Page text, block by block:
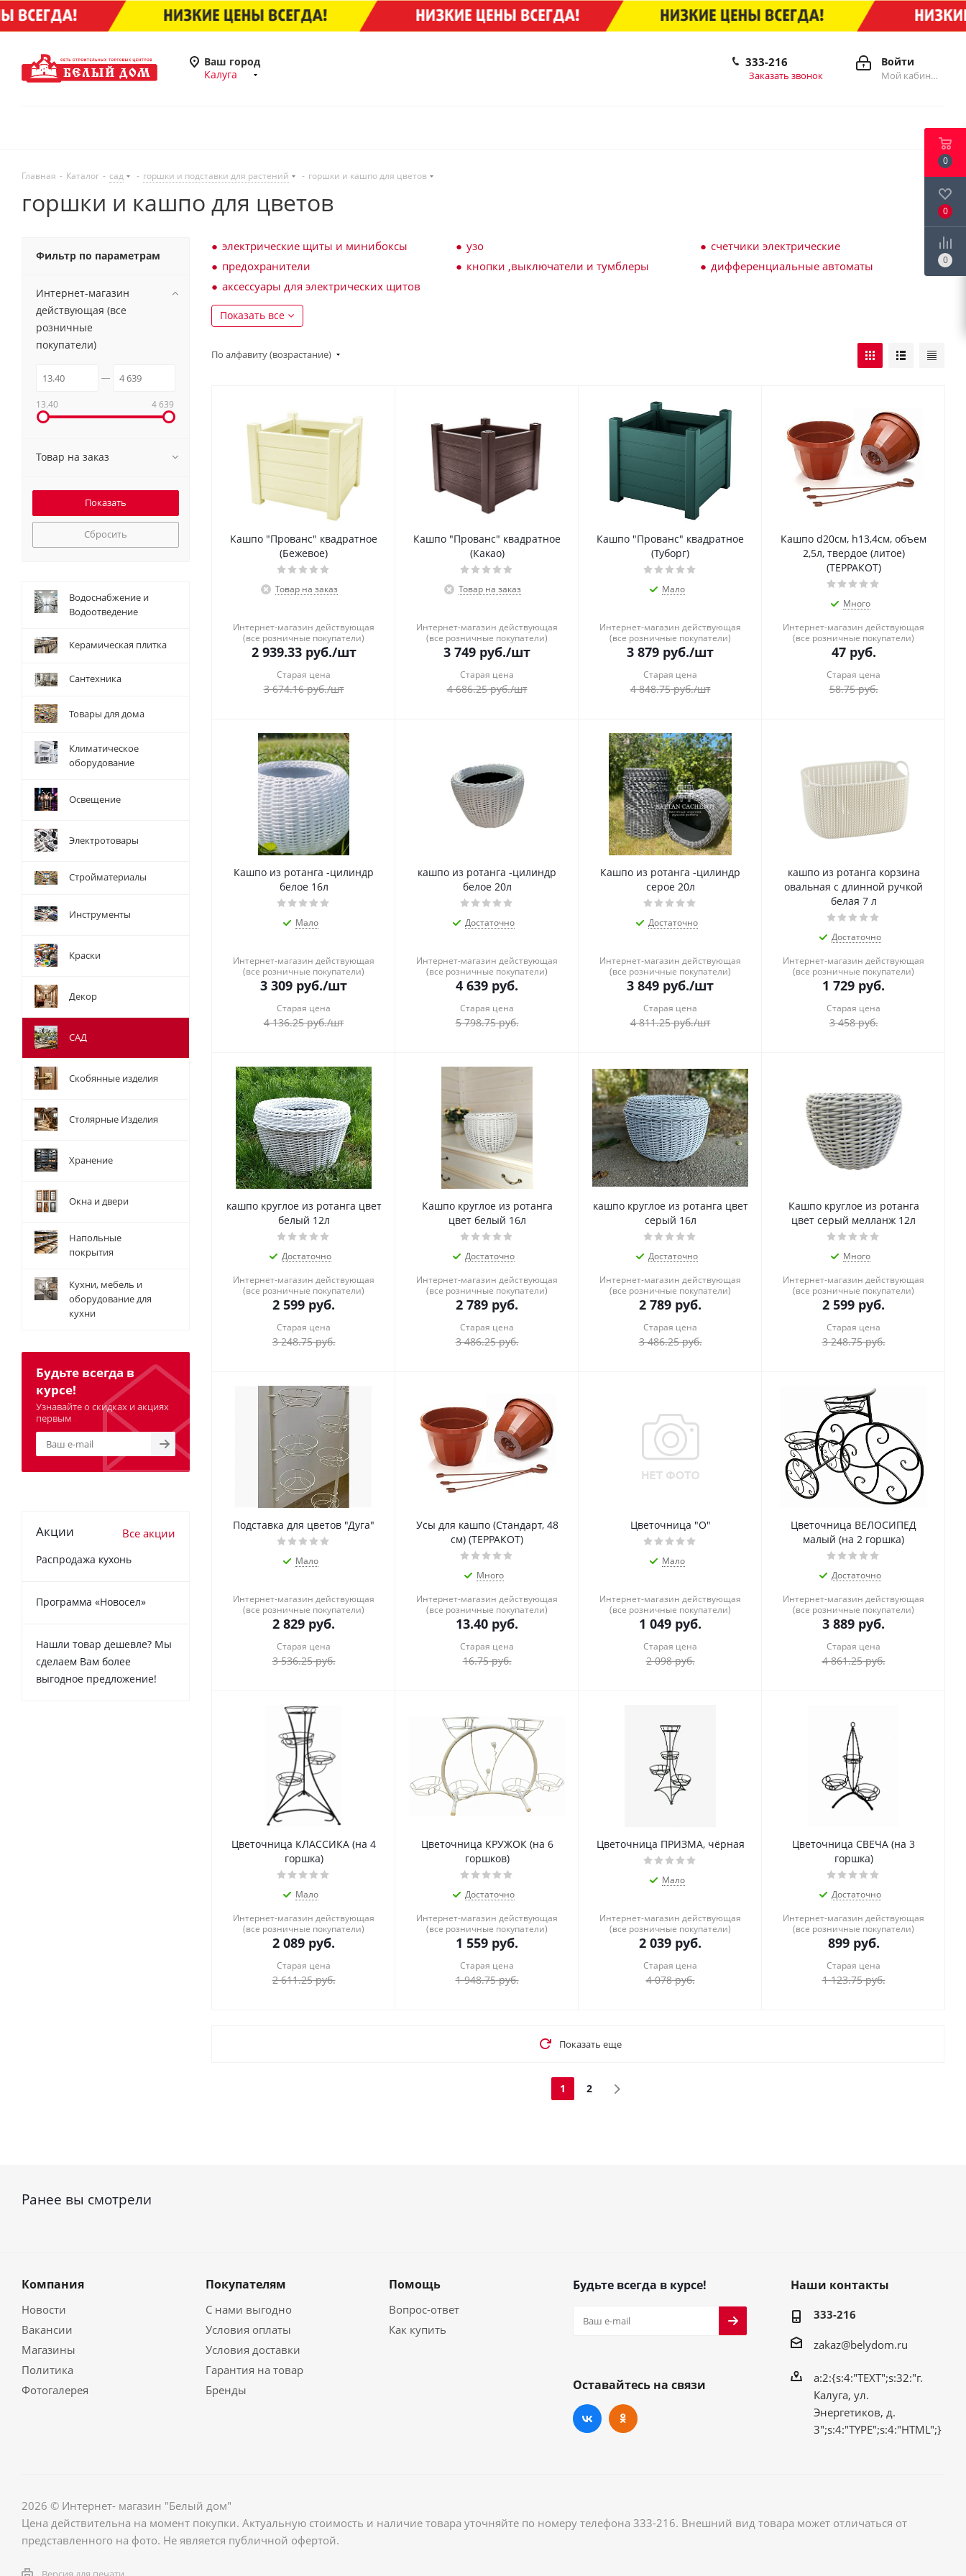
Ваш город
Калуга
Войти
Мой кабинет
333-216
Заказать звонок
Главная - Каталог - сад - горшки и подставки для растений - горшки и кашпо для цветов
горшки и кашпо для цветов
электрические щиты и минибоксы узо
счетчики электрические
предохранители
кнопки ,выключатели и тумблеры
дифференциальные автоматы
аксессуары для электрических щитов
Показать все
По алфавиту (возрастание)
Кашпо "Прованс" квадратное
(Бежевое)
Товар на заказ
Интернет-магазин действующая
(все розничные покупатели)
2 939.33руб./шт
Старая цена
3 674.16руб./шт
Кашпо "Прованс" квадратное
(Какао)
Товар на заказ
Интернет-магазин действующая
(все розничные покупатели)
3 749 руб./шт
Старая цена
4 686.25руб./шт
Кашпо "Прованс" квадратное
(Туборг)
Мало
Интернет-магазин действующая
(все розничные покупатели)
3 879 руб./шт
Старая цена
4 848.75руб./шт
Кашпо d20см, h13,4см, объем
2,5л, твердое (литое)
(ТЕРРАКОТ)
Много
Интернет-магазин действующая
(все розничные покупатели)
47руб.
Старая цена
58.75руб.
Кашпо из ротанга -цилиндр
белое 16л
Мало
Интернет-магазин действующая
(все розничные покупатели)
3 309 руб./шт
Старая цена
4 136.25руб./шт
кашпо из ротанга -цилиндр
белое 20л
Достаточно
Интернет-магазин действующая
(все розничные покупатели)
4 639 руб.
Старая цена
5 798.75руб.
Кашпо из ротанга -цилиндр
серое 20л
Достаточно
Интернет-магазин действующая
(все розничные покупатели)
3 849 руб./шт
Старая цена
4 811.25руб./шт
кашпо из ротанга корзина
овальная с длинной ручкой
белая 7 л
Достаточно
Интернет-магазин действующая
(все розничные покупатели)
1 729 руб.
Старая цена
3 458руб.
кашпо круглое из ротанга цвет
белый 12л
Достаточно
Интернет-магазин действующая
(все розничные покупатели)
2 599 руб.
Старая цена
3 248.75руб.
Кашпо круглое из ротанга
цвет белый 16л
Достаточно
Интернет-магазин действующая
(все розничные покупатели)
2 789 руб.
Старая цена
3 486.25руб.
кашпо круглое из ротанга цвет
серый 16л
Достаточно
Интернет-магазин действующая
(все розничные покупатели)
2 789 руб.
Старая цена
3 486.25руб.
Кашпо круглое из ротанга
цвет серый мелланж 12л
Много
Интернет-магазин действующая
(все розничные покупатели)
2 599 руб.
Старая цена
3 248.75руб.
Подставка для цветов "Дуга"
Мало
Интернет-магазин действующая
(все розничные покупатели)
2 829 руб.
Старая цена
3 536.25руб.
Усы для кашпо (Стандарт, 48
см) (ТЕРРАКОТ)
Много
Интернет-магазин действующая
(все розничные покупатели)
13.40 руб.
Старая цена
16.75руб.
Цветочница "О"
Мало
Интернет-магазин действующая
(все розничные покупатели)
1 049 руб.
Старая цена
2 098руб.
Цветочница ВЕЛОСИПЕД
малый (на 2 горшка)
Достаточно
Интернет-магазин действующая
(все розничные покупатели)
3 889 руб.
Старая цена
4 861.25руб.
Цветочница КЛАССИКА (на 4
горшка)
Мало
Интернет-магазин действующая
(все розничные покупатели)
2 089 руб.
Старая цена
2 611.25руб.
Цветочница КРУЖОК (на 6
горшков)
Достаточно
Интернет-магазин действующая
(все розничные покупатели)
1 559 руб.
Старая цена
1 948.75руб.
Цветочница ПРИЗМА, чёрная
Мало
Интернет-магазин действующая
(все розничные покупатели)
2 039 руб.
Старая цена
4 078руб.
Цветочница СВЕЧА (на 3
горшка)
Достаточно
Интернет-магазин действующая
(все розничные покупатели)
899руб.
Старая цена
1 123.75руб.
Показать еще
1 2
Фильтр по параметрам
Интернет-магазин
действующая (все
розничные
покупатели)
13.40 4 639
Товар на заказ
Сбросить
Водоснабжение и
Водоотведение
Керамическая плитка
Сантехника
Товары для дома
Климатическое
оборудование
Освещение
Электротовары
Стройматериалы
Инструменты
Краски
Декор
САД
Скобянные изделия
Столярные Изделия
Хранение
Окна и двери
Напольные
покрытия
Кухни, мебель и
оборудование для
кухни
Будьте всегда в
курсе!
Узнавайте о скидках и акциях
первым
Акции Все акции
Распродажа кухонь
Программа «Новосел»
Нашли товар дешевле? Мы
сделаем Вам более
выгодное предложение!
Ранее вы смотрели
Компания
Новости
Вакансии
Магазины
Политика
Фотогалерея
Покупателям
С нами выгодно
Условия оплаты
Условия доставки
Гарантия на товар
Бренды
Помощь
Вопрос-ответ
Как купить
Будьте всегда в курсе!
Оставайтесь на связи
Наши контакты
333-216
zakaz@belydom.ru
a:2:{s:4:"TEXT";s:32:"г.
Калуга, ул.
Энергетиков, д.
3";s:4:"TYPE";s:4:"HTML";}
2026 © Интернет- магазин "Белый дом"
Цена действительна на момент покупки. Актуальную стоимость и наличие товара уточняйте по номеру телефона 333-216. Внешний вид товара может отличаться от
представленного на фото. Не является публичной офертой.
0
0
0